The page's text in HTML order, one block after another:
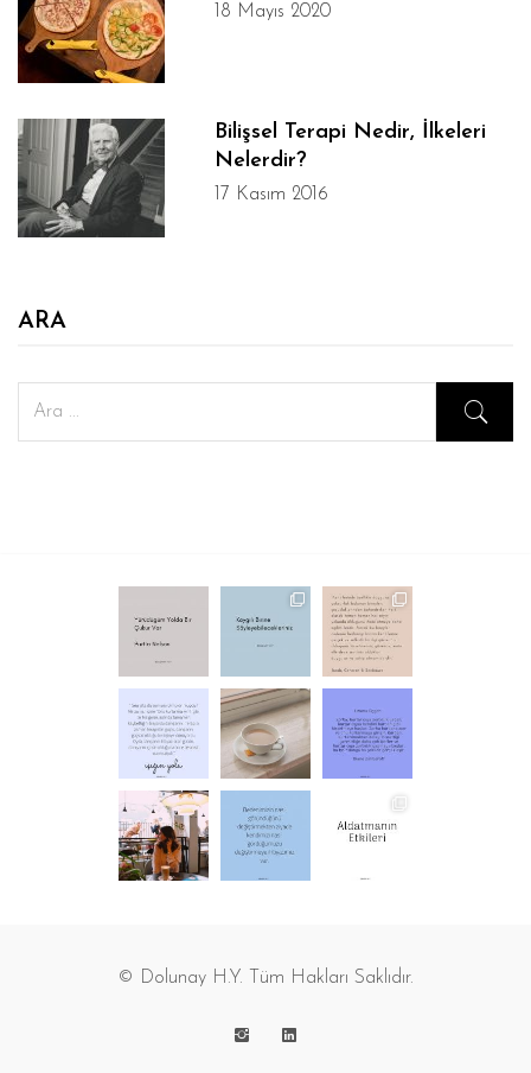
18 Mayıs 2020
Bilişsel Terapi Nedir, İlkeleri
Nelerdir?
17 Kasım 2016
ARA
© Dolunay H.Y. Tüm Hakları Saklıdır.